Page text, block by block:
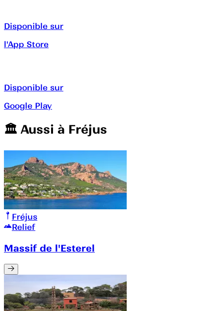
Disponible sur
l'App Store
Disponible sur
Google Play
🏛️️ Aussi à Fréjus
Fréjus
Relief
Massif de l'Esterel